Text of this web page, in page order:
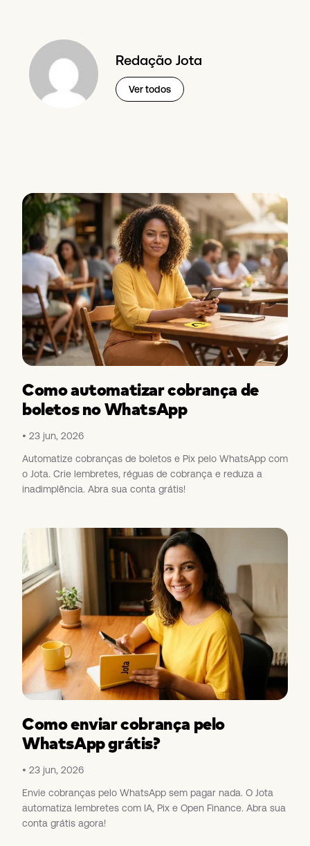
Redação Jota
Ver todos
Como automatizar cobrança de
boletos no WhatsApp
23 jun, 2026
Automatize cobranças de boletos e Pix pelo WhatsApp com
o Jota. Crie lembretes, réguas de cobrança e reduza a
inadimplência. Abra sua conta grátis!
Como enviar cobrança pelo
WhatsApp grátis?
23 jun, 2026
Envie cobranças pelo WhatsApp sem pagar nada. O Jota
automatiza lembretes com IA, Pix e Open Finance. Abra sua
conta grátis agora!